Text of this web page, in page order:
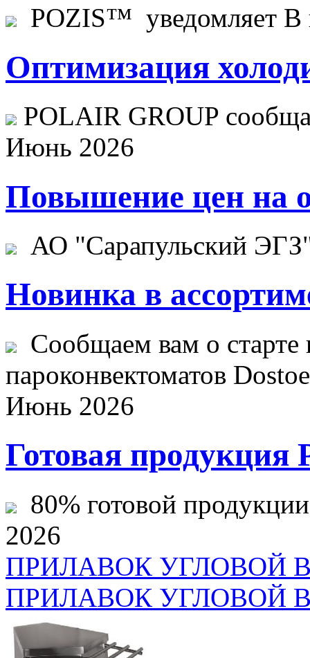
POZIS™ уведомляет В
Оптимизация
POLAIR GROUP
Июнь 2026
Повышение цен на
АО "Сарапульский
Новинка в
Сообщаем вам о старте
пароконвектоматов
Июнь 2026
Готовая продукция
80% готовой
2026
ПРИЛАВОК УГЛОВОЙ
ПРИЛАВОК УГЛОВОЙ